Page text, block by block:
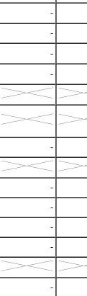
-
-
-
-
-
-
-
-
-
-